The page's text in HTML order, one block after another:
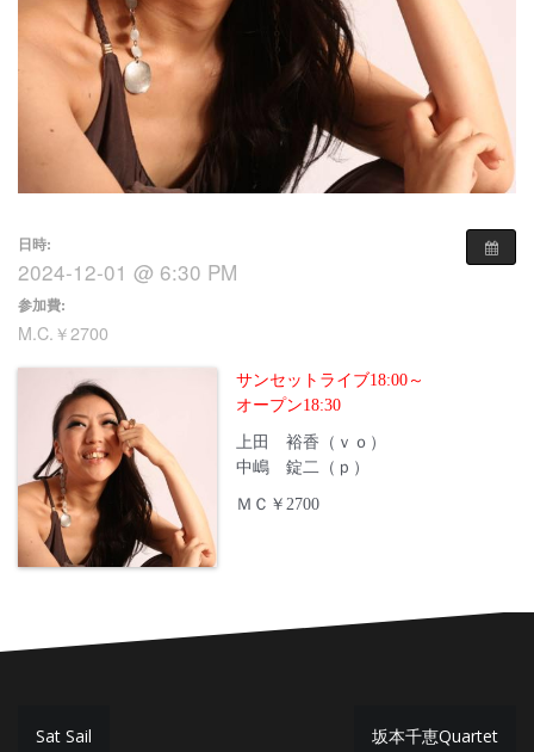
日時:
2024-12-01 @ 6:30 PM
参加費:
M.C.￥2700
サンセットライブ18:00～
オープン18:30
上田 裕香（ｖｏ）
中嶋 錠二（ｐ）
ＭＣ￥2700
投
Sat Sail 坂本千恵Quartet